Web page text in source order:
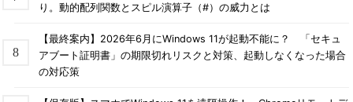
り。動的配列関数とスピル演算子（#）の威力とは
【最終案内】2026年6月にWindows 11が起動不能に？ 「セキュ
アブート証明書」の期限切れリスクと対策、起動しなくなった場合
の対応策